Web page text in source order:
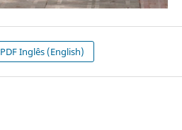
PDF Inglês (English)